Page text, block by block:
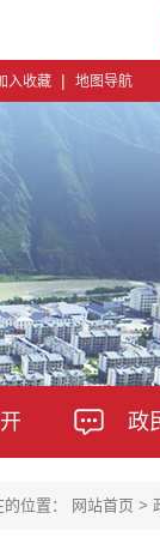
入收藏 | 地图导航
政
位置： 网站首页 >